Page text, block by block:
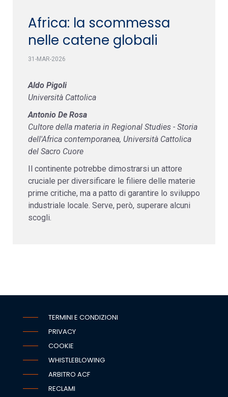
Africa: la scommessa
nelle catene globali
31-MAR-2026
Aldo Pigoli
Università Cattolica
Antonio De Rosa
Cultore della materia in Regional Studies - Storia
dell'Africa contemporanea, Università Cattolica
del Sacro Cuore
Il continente potrebbe dimostrarsi un attore
cruciale per diversificare le filiere delle materie
prime critiche, ma a patto di garantire lo sviluppo
industriale locale. Serve, però, superare alcuni
scogli.
TERMINI E CONDIZIONI
PRIVACY
COOKIE
WHISTLEBLOWING
ARBITRO ACF
RECLAMI